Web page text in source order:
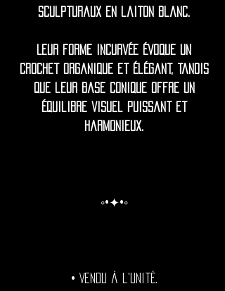
sculpturaux en laiton blanc.
Leur forme incurvée évoque un
crochet organique et élégant, tandis
que leur base conique offre un
équilibre visuel puissant et
harmonieux.
◦•✦•◦
• Vendu à l'unité.